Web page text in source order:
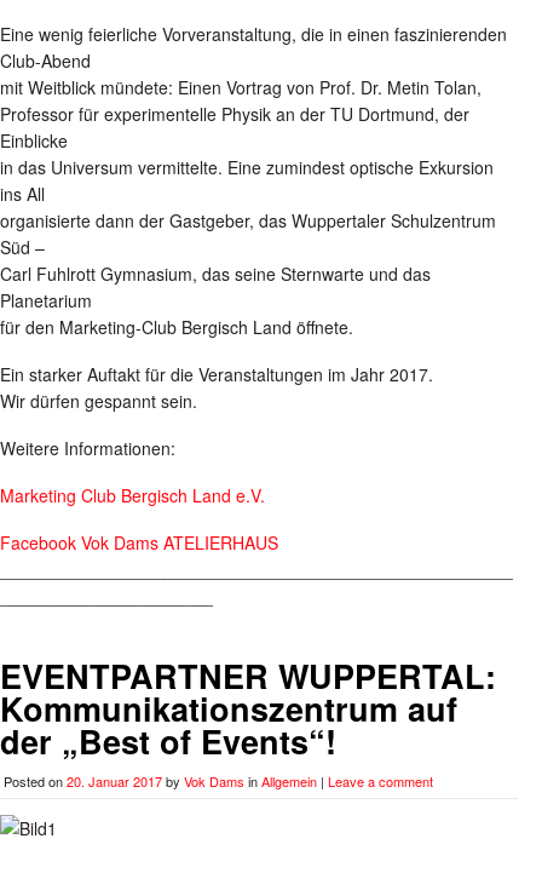
Eine wenig feierliche Vorveranstaltung, die in einen faszinierenden
Club-Abend
mit Weitblick mündete: Einen Vortrag von Prof. Dr. Metin Tolan,
Professor für experimentelle Physik an der TU Dortmund, der
Einblicke
in das Universum vermittelte. Eine zumindest optische Exkursion
ins All
organisierte dann der Gastgeber, das Wuppertaler Schulzentrum
Süd –
Carl Fuhlrott Gymnasium, das seine Sternwarte und das
Planetarium
für den Marketing-Club Bergisch Land öffnete.
Ein starker Auftakt für die Veranstaltungen im Jahr 2017.
Wir dürfen gespannt sein.
Weitere Informationen:
Marketing Club Bergisch Land e.V.
Facebook Vok Dams ATELIERHAUS
EVENTPARTNER WUPPERTAL:
Kommunikationszentrum auf
der „Best of Events“!
Posted on20. Januar 2017by Vok Dams inAllgemein | Leave a comment